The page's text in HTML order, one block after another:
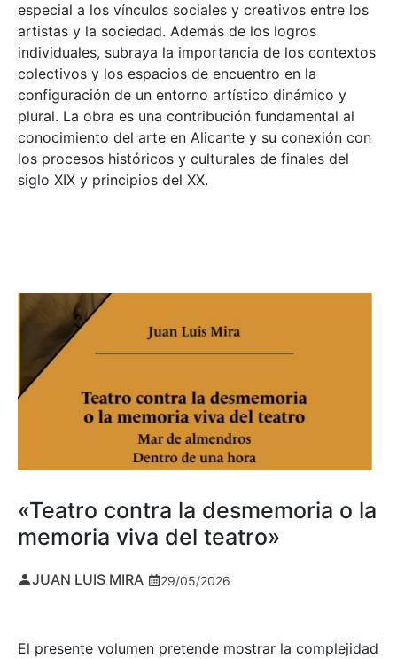
especial a los vínculos sociales y creativos entre los
artistas y la sociedad. Además de los logros
individuales, subraya la importancia de los contextos
colectivos y los espacios de encuentro en la
configuración de un entorno artístico dinámico y
plural. La obra es una contribución fundamental al
conocimiento del arte en Alicante y su conexión con
los procesos históricos y culturales de finales del
siglo XIX y principios del XX.
«Teatro contra la desmemoria o la
memoria viva del teatro»
JUAN LUIS MIRA 29/05/2026
El presente volumen pretende mostrar la complejidad